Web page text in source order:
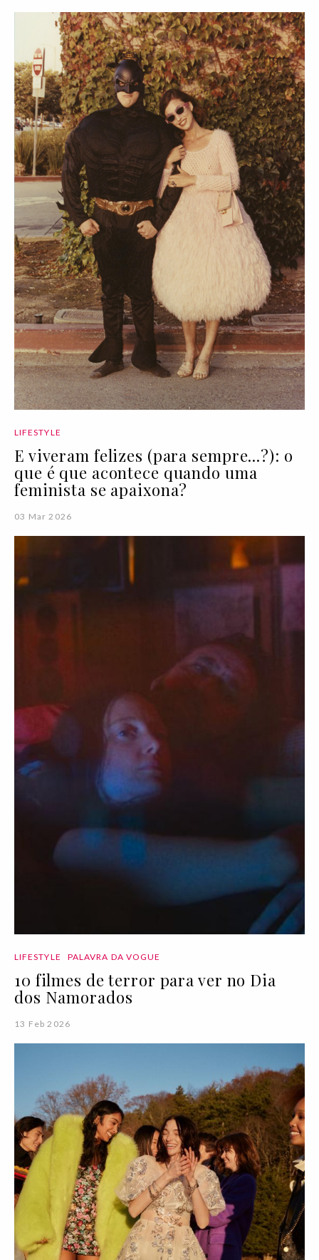
LIFESTYLE
E viveram felizes (para sempre...?): o
que é que acontece quando uma
feminista se apaixona?
03 Mar 2026
LIFESTYLE PALAVRA DA VOGUE
10 filmes de terror para ver no Dia
dos Namorados
13 Feb 2026